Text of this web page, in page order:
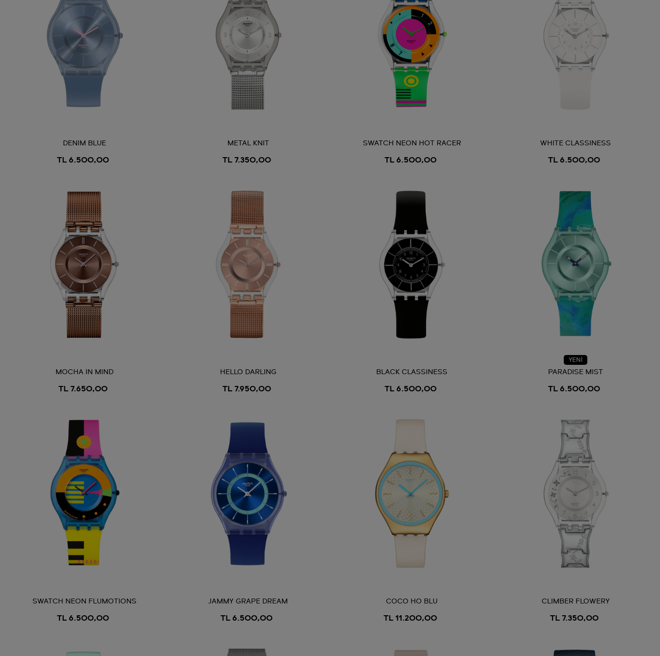
DENIM BLUE
TL 6.500,00
METAL KNIT
TL 7.350,00
SWATCH NEON HOT RACER
TL 6.500,00
WHITE CLASSINESS
TL 6.500,00
MOCHA IN MIND
TL 7.650,00
HELLO DARLING
TL 7.950,00
BLACK CLASSINESS
TL 6.500,00
YENİ
PARADISE MIST
TL 6.500,00
SWATCH NEON FLUMOTIONS
TL 6.500,00
JAMMY GRAPE DREAM
TL 6.500,00
COCO HO BLU
TL 11.200,00
CLIMBER FLOWERY
TL 7.350,00